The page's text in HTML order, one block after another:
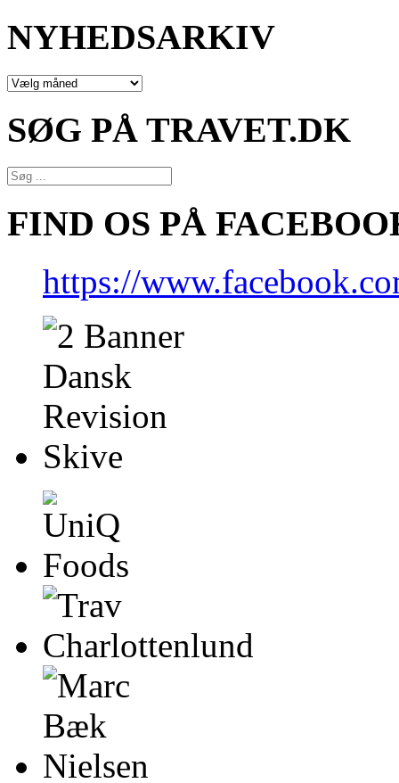
NYHEDSARKIV
NYHEDSARKIV
SØG PÅ TRAVET.DK
FIND OS PÅ
https://